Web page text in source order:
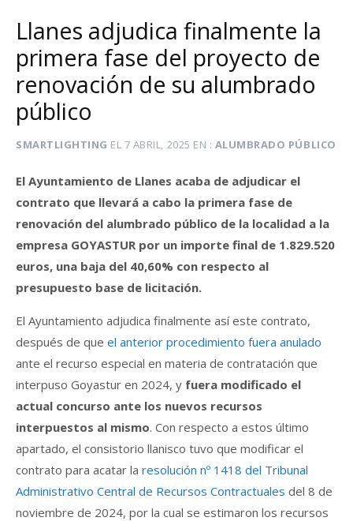
Llanes adjudica finalmente la
primera fase del proyecto de
renovación de su alumbrado
público
SMARTLIGHTING EL 7 ABRIL, 2025 EN ALUMBRADO PÚBLICO
El Ayuntamiento de Llanes acaba de adjudicar el
contrato que llevará a cabo la primera fase de
renovación del alumbrado público de la localidad a la
empresa GOYASTUR por un importe final de 1.829.520
euros, una baja del 40,60% con respecto al
presupuesto base de licitación.
El Ayuntamiento adjudica finalmente así este contrato,
después de que el anterior procedimiento fuera anulado
ante el recurso especial en materia de contratación que
interpuso Goyastur en 2024, y fuera modificado el
actual concurso ante los nuevos recursos
interpuestos al mismo. Con respecto a estos último
apartado, el consistorio llanisco tuvo que modificar el
contrato para acatar la resolución nº 1418 del Tribunal
Administrativo Central de Recursos Contractuales del 8 de
noviembre de 2024, por la cual se estimaron los recursos